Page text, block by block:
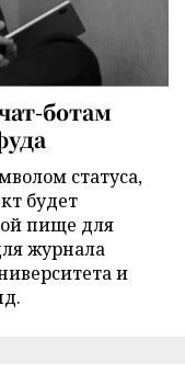
ботам
статуса,
будет
пище для
журнала
и